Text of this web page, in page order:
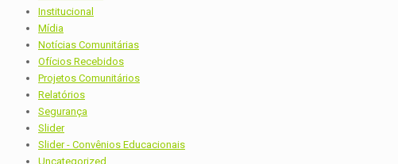
Institucional
Mídia
Notícias Comunitárias
Ofícios Recebidos
Projetos Comunitários
Relatórios
Segurança
Slider
Slider - Convênios Educacionais
Uncategorized